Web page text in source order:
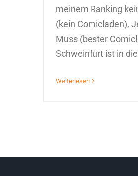
meinem Ranking
(kein Comicladen),
Muss (bester
Schweinfurt ist in
Weiterlesen